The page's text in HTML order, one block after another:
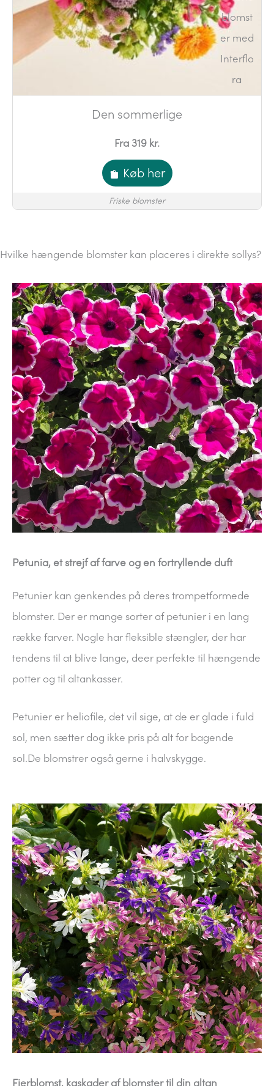
Den sommerlige
Fra 319 kr.
Køb her
Friske blomster
Hvilke hængende blomster kan placeres i direkte sollys?
Petunia, et strejf af farve og en fortryllende duft
Petunier kan genkendes på deres trompetformede
blomster. Der er mange sorter af petunier i en lang
række farver. Nogle har fleksible stængler, der har
tendens til at blive lange, deer perfekte til hængende
potter og til altankasser.
Petunier er heliofile, det vil sige, at de er glade i fuld
sol, men sætter dog ikke pris på alt for bagende
sol.De blomstrer også gerne i halvskygge.
Fjerblomst, kaskader af blomster til din altan